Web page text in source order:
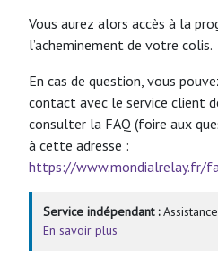
Vous aurez alors accès à la
l’acheminement de votre colis.
En cas de question, vous
contact avec le service client
consulter la FAQ (foire aux
à cette adresse :
https://www.mondialrelay.fr/
Service indépendant :
En savoir plus